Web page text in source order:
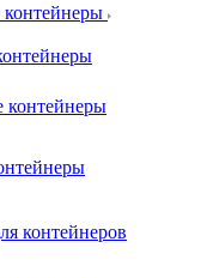
контейнеры
контейнеров